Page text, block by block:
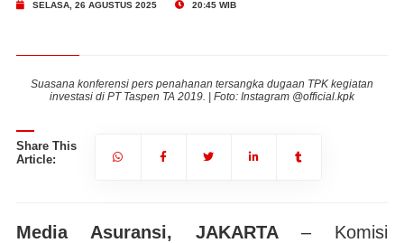
SELASA, 26 AGUSTUS 2025 20:45 WIB
Suasana konferensi pers penahanan tersangka dugaan TPK kegiatan
investasi di PT Taspen TA 2019. | Foto: Instagram @official.kpk
Share This
Article:
Media Asuransi, JAKARTA– Komisi